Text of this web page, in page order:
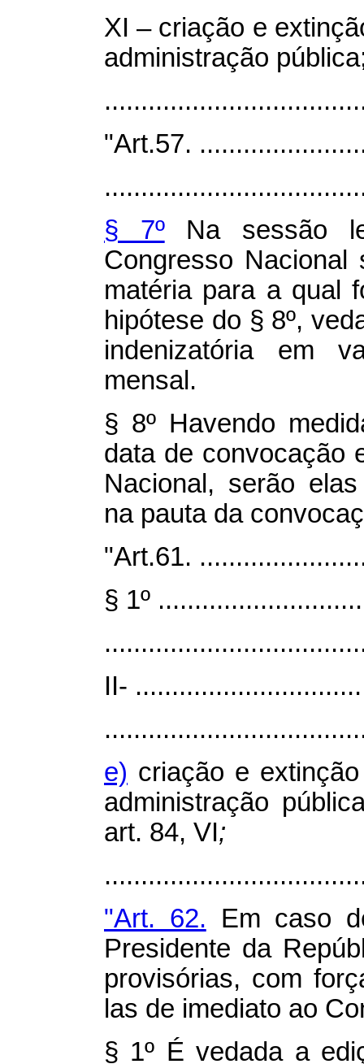
XI – criação e
administração
"Art.57.
§ 7ºNa sessão
Congresso Nacional
matéria para a qual
hipótese do § 8º,
indenizatória em
mensal.
§ 8º Havendo
data de convocação
Nacional, serão
na pauta da
"Art.61.
§ 1º
II-
e) criação e
administração
art. 84, VI;
"Art. 62. Em caso
Presidente da
provisórias, com
las de imediato ao
§ 1º É vedada a